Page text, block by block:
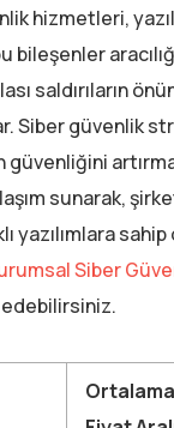
hizmetleri,
saldırıların
Siber güvenlik
güvenliğini
sunarak,
yazılımlara sahip
Siber
Ortalama